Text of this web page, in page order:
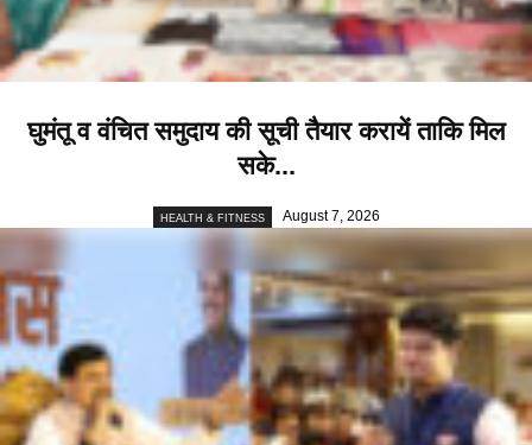
घुमंतू व वंचित समुदाय की सूची तैयार करायें ताकि मिल
सके...
HEALTH & FITNESS August 7, 2026